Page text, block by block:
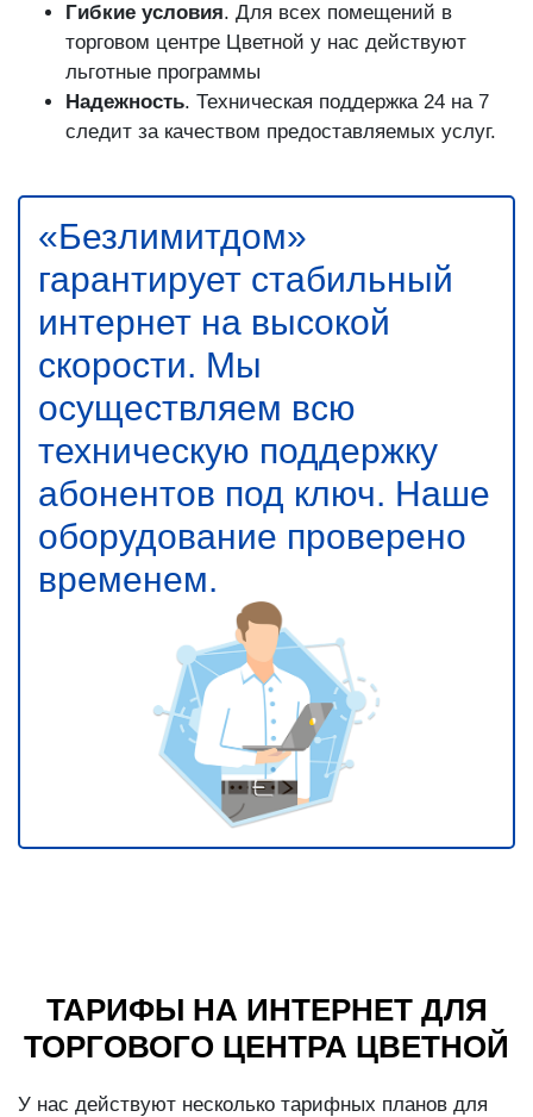
Гибкие условия. Для всех помещений в
торговом центре Цветной у нас действуют
льготные программы
Надежность. Техническая поддержка 24 на 7
следит за качеством предоставляемых услуг.
«Безлимитдом»
гарантирует стабильный
интернет на высокой
скорости. Мы
осуществляем всю
техническую поддержку
абонентов под ключ. Наше
оборудование проверено
временем.
ТАРИФЫ НА ИНТЕРНЕТ ДЛЯ
ТОРГОВОГО ЦЕНТРА ЦВЕТНОЙ
У нас действуют несколько тарифных планов для